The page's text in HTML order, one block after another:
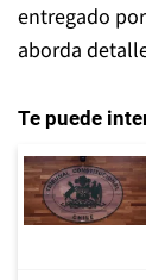
entregado
aborda
Te puede